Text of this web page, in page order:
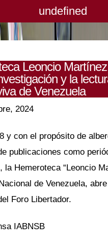
Leoncio
y la
de Venezuela
2024
y con el propósito de
publicaciones como
la Hemeroteca “Leoncio
de Venezuela,
Foro Libertador.
IABNSB
undefined
undefined